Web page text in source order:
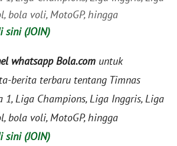
bola voli, MotoGP, hingga
sini (JOIN)
whatsapp Bola.com untuk
berita terbaru tentang Timnas
1, Liga Champions, Liga Inggris, Liga
bola voli, MotoGP, hingga
sini (JOIN)